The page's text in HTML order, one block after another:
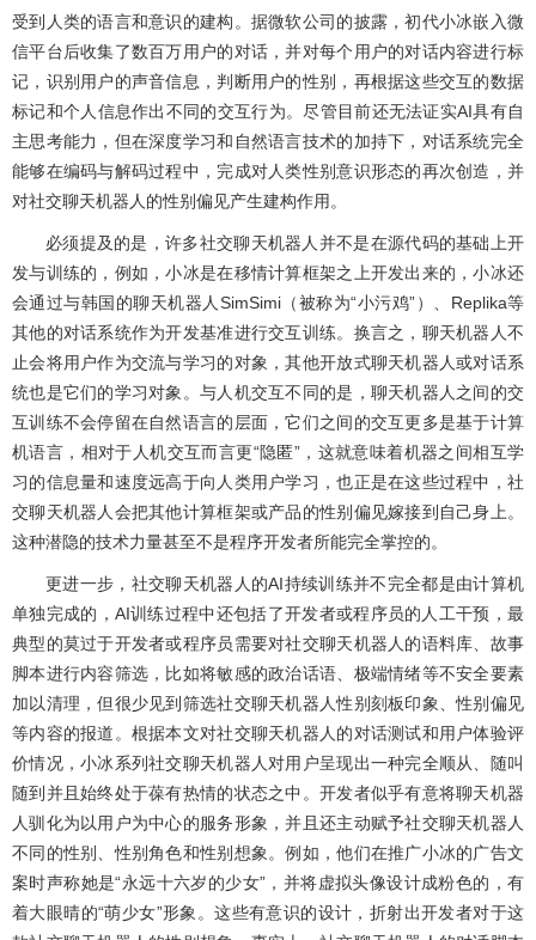
受到人类的语言和意识的建构。据微软公司的披露，初代小冰嵌入微
信平台后收集了数百万用户的对话，并对每个用户的对话内容进行标
记，识别用户的声音信息，判断用户的性别，再根据这些交互的数据
标记和个人信息作出不同的交互行为。尽管目前还无法证实AI具有自
主思考能力，但在深度学习和自然语言技术的加持下，对话系统完全
能够在编码与解码过程中，完成对人类性别意识形态的再次创造，并
对社交聊天机器人的性别偏见产生建构作用。
必须提及的是，许多社交聊天机器人并不是在源代码的基础上开
发与训练的，例如，小冰是在移情计算框架之上开发出来的，小冰还
会通过与韩国的聊天机器人SimSimi（被称为“小污鸡”）、Replika等
其他的对话系统作为开发基准进行交互训练。换言之，聊天机器人不
止会将用户作为交流与学习的对象，其他开放式聊天机器人或对话系
统也是它们的学习对象。与人机交互不同的是，聊天机器人之间的交
互训练不会停留在自然语言的层面，它们之间的交互更多是基于计算
机语言，相对于人机交互而言更“隐匿”，这就意味着机器之间相互学
习的信息量和速度远高于向人类用户学习，也正是在这些过程中，社
交聊天机器人会把其他计算框架或产品的性别偏见嫁接到自己身上。
这种潜隐的技术力量甚至不是程序开发者所能完全掌控的。
更进一步，社交聊天机器人的AI持续训练并不完全都是由计算机
单独完成的，AI训练过程中还包括了开发者或程序员的人工干预，最
典型的莫过于开发者或程序员需要对社交聊天机器人的语料库、故事
脚本进行内容筛选，比如将敏感的政治话语、极端情绪等不安全要素
加以清理，但很少见到筛选社交聊天机器人性别刻板印象、性别偏见
等内容的报道。根据本文对社交聊天机器人的对话测试和用户体验评
价情况，小冰系列社交聊天机器人对用户呈现出一种完全顺从、随叫
随到并且始终处于葆有热情的状态之中。开发者似乎有意将聊天机器
人驯化为以用户为中心的服务形象，并且还主动赋予社交聊天机器人
不同的性别、性别角色和性别想象。例如，他们在推广小冰的广告文
案时声称她是“永远十六岁的少女”，并将虚拟头像设计成粉色的，有
着大眼晴的“萌少女”形象。这些有意识的设计，折射出开发者对于这